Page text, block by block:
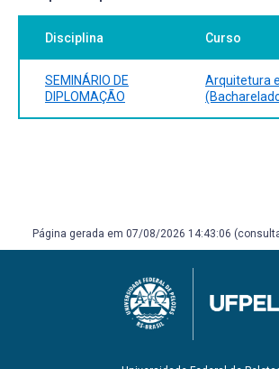
Disciplina Curso
SEMINÁRIO DE
DIPLOMAÇÃO
Arquitetura
Página gerada em 07/08/2026 14:43:06